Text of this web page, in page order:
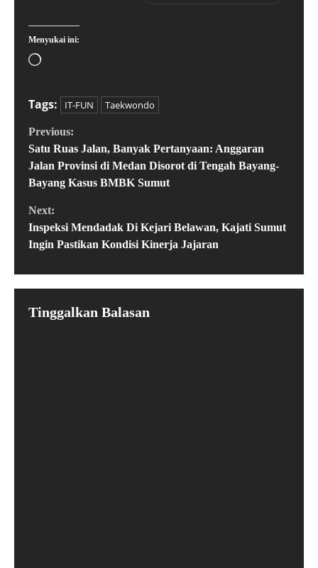
Menyukai ini:
Tags: IT-FUN Taekwondo
Previous:
Satu Ruas Jalan, Banyak Pertanyaan: Anggaran
Jalan Provinsi di Medan Disorot di Tengah Bayang-
Bayang Kasus BMBK Sumut
Next:
Inspeksi Mendadak Di Kejari Belawan, Kajati Sumut
Ingin Pastikan Kondisi Kinerja Jajaran
Tinggalkan Balasan